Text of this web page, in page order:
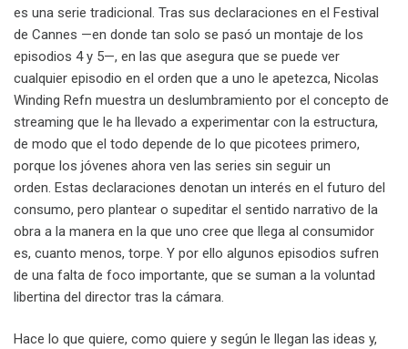
es una serie tradicional. Tras sus declaraciones en el Festival
de Cannes —en donde tan solo se pasó un montaje de los
episodios 4 y 5—, en las que asegura que se puede ver
cualquier episodio en el orden que a uno le apetezca, Nicolas
Winding Refn muestra un deslumbramiento por el concepto de
streaming que le ha llevado a experimentar con la estructura,
de modo que el todo depende de lo que picotees primero,
porque los jóvenes ahora ven las series sin seguir un
orden. Estas declaraciones denotan un interés en el futuro del
consumo, pero plantear o supeditar el sentido narrativo de la
obra a la manera en la que uno cree que llega al consumidor
es, cuanto menos, torpe. Y por ello algunos episodios sufren
de una falta de foco importante, que se suman a la voluntad
libertina del director tras la cámara.
Hace lo que quiere, como quiere y según le llegan las ideas y,